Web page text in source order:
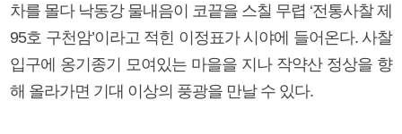
차를 몰다 낙동강 물내음이 코끝을 스칠 무렵 ‘전통사찰 제
95호 구천암’이라고 적힌 이정표가 시야에 들어온다. 사찰
입구에 옹기종기 모여있는 마을을 지나 작약산 정상을 향
해 올라가면 기대 이상의 풍광을 만날 수 있다.